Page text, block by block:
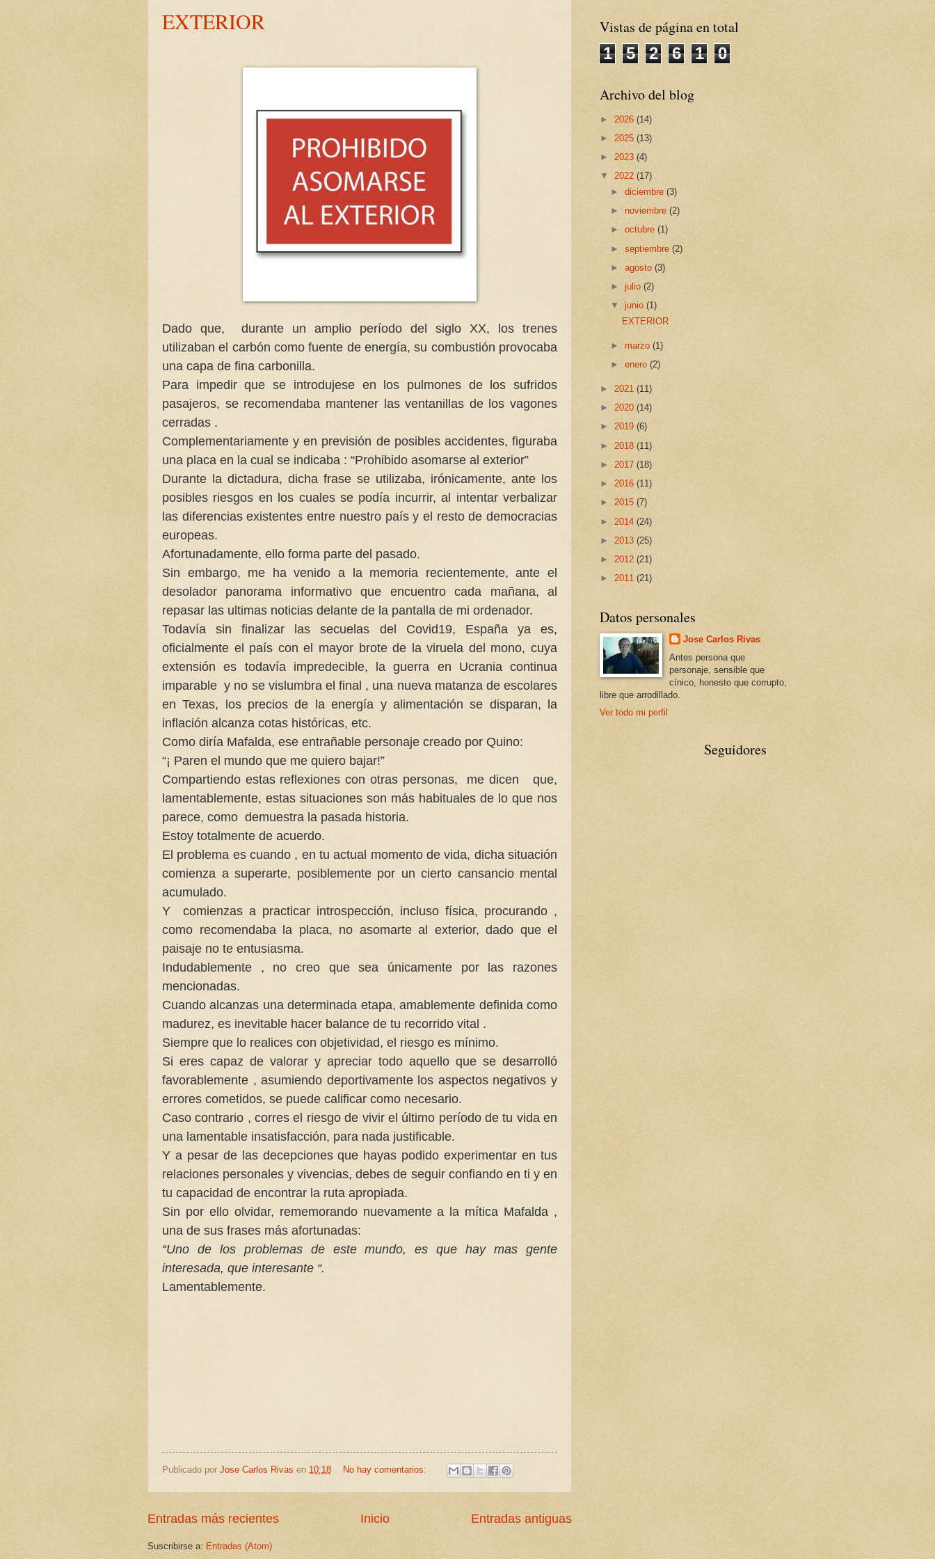
EXTERIOR
Dado que, durante un amplio período del siglo XX, los trenes
utilizaban el carbón como fuente de energía, su combustión provocaba
una capa de fina carbonilla.
Para impedir que se introdujese en los pulmones de los sufridos
pasajeros, se recomendaba mantener las ventanillas de los vagones
cerradas .
Complementariamente y en previsión de posibles accidentes, figuraba
una placa en la cual se indicaba : “Prohibido asomarse al exterior”
Durante la dictadura, dicha frase se utilizaba, irónicamente, ante los
posibles riesgos en los cuales se podía incurrir, al intentar verbalizar
las diferencias existentes entre nuestro país y el resto de democracias
europeas.
Afortunadamente, ello forma parte del pasado.
Sin embargo, me ha venido a la memoria recientemente, ante el
desolador panorama informativo que encuentro cada mañana, al
repasar las ultimas noticias delante de la pantalla de mi ordenador.
Todavía sin finalizar las secuelas del Covid19, España ya es,
oficialmente el país con el mayor brote de la viruela del mono, cuya
extensión es todavía impredecible, la guerra en Ucrania continua
imparable y no se vislumbra el final , una nueva matanza de escolares
en Texas, los precios de la energía y alimentación se disparan, la
inflación alcanza cotas históricas, etc.
Como diría Mafalda, ese entrañable personaje creado por Quino:
“¡ Paren el mundo que me quiero bajar!”
Compartiendo estas reflexiones con otras personas, me dicen que,
lamentablemente, estas situaciones son más habituales de lo que nos
parece, como demuestra la pasada historia.
Estoy totalmente de acuerdo.
El problema es cuando , en tu actual momento de vida, dicha situación
comienza a superarte, posiblemente por un cierto cansancio mental
acumulado.
Y comienzas a practicar introspección, incluso física, procurando ,
como recomendaba la placa, no asomarte al exterior, dado que el
paisaje no te entusiasma.
Indudablemente , no creo que sea únicamente por las razones
mencionadas.
Cuando alcanzas una determinada etapa, amablemente definida como
madurez, es inevitable hacer balance de tu recorrido vital .
Siempre que lo realices con objetividad, el riesgo es mínimo.
Si eres capaz de valorar y apreciar todo aquello que se desarrolló
favorablemente , asumiendo deportivamente los aspectos negativos y
errores cometidos, se puede calificar como necesario.
Caso contrario , corres el riesgo de vivir el último período de tu vida en
una lamentable insatisfacción, para nada justificable.
Y a pesar de las decepciones que hayas podido experimentar en tus
relaciones personales y vivencias, debes de seguir confiando en ti y en
tu capacidad de encontrar la ruta apropiada.
Sin por ello olvidar, rememorando nuevamente a la mítica Mafalda ,
una de sus frases más afortunadas:
“Uno de los problemas de este mundo, es que hay mas gente
interesada, que interesante “.
Lamentablemente.
Publicado por Jose Carlos Rivas en 10:18 No hay comentarios:
Entradas más recientes Entradas antiguas
Inicio
Suscribirse a: Entradas (Atom)
Vistas de página en total
1
5 2 6 1 0
Archivo del blog
► 2026 (14)
► 2025 (13)
► 2023 (4)
▼ 2022 (17)
►diciembre(3)
►noviembre(2)
►octubre(1)
►septiembre(2)
►agosto(3)
► julio(2)
▼ junio(1)
EXTERIOR
►marzo(1)
►enero(2)
► 2021 (11)
► 2020 (14)
► 2019 (6)
► 2018 (11)
► 2017 (18)
► 2016 (11)
► 2015 (7)
► 2014 (24)
► 2013 (25)
► 2012 (21)
► 2011 (21)
Datos personales
Jose Carlos Rivas
Antes persona que
personaje, sensible que
cínico, honesto que corrupto,
libre que arrodillado.
Ver todo mi perfil
Seguidores